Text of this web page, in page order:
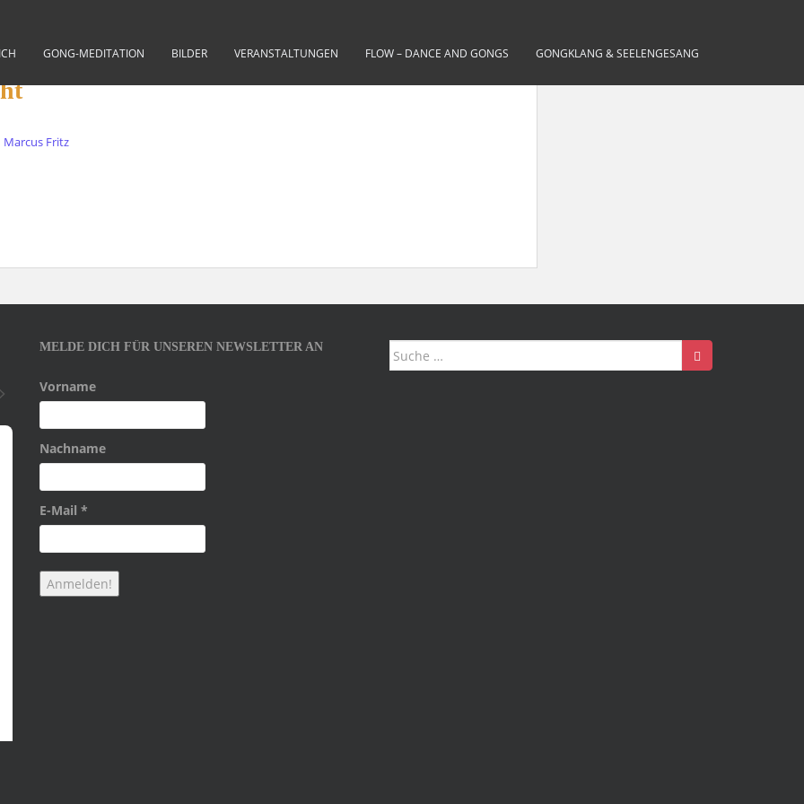
GONG-MEDITATION BILDER VERANSTALTUNGEN FLOW – DANCE AND GONGS GONGKLANG & SEELENGESANG
Marcus Fritz
MELDE DICH FÜR UNSEREN NEWSLETTER AN
Vorname
Nachname
E-Mail *
Suche
nach: